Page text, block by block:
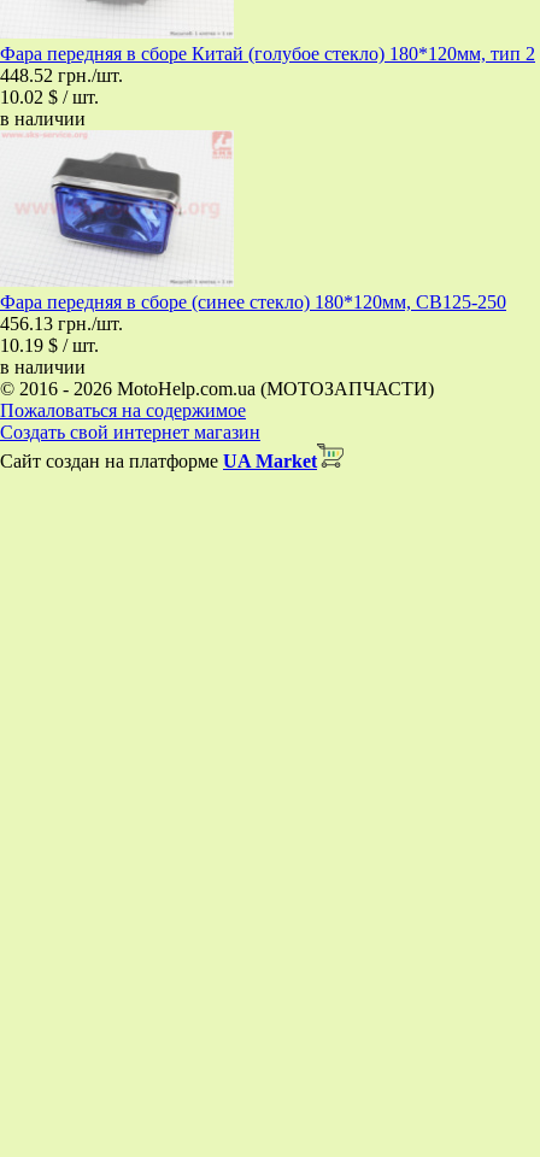
Фара передняя в сборе Китай (голубое стекло) 180*120мм, тип 2
448.52 грн./шт.
10.02 $ / шт.
в наличии
Фара передняя в сборе (синее стекло) 180*120мм, CB125-250
456.13 грн./шт.
10.19 $ / шт.
в наличии
© 2016 - 2026 MotoHelp.com.ua (МОТОЗАПЧАСТИ)
Пожаловаться на содержимое
Создать свой интернет магазин
Сайт создан на платформе UA Market